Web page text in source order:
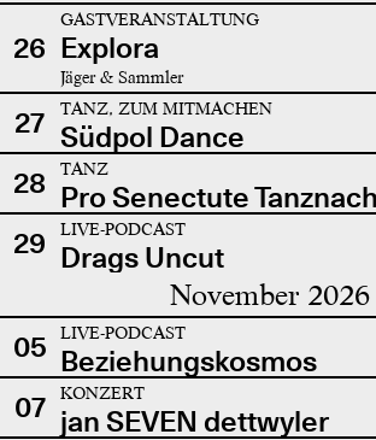
26
GASTVERANSTALTUNG
Explora
Jäger & Sammler
27 TANZ, ZUM MITMACHEN
Südpol Dance
28
TANZ
Pro Senectute
29
LIVE-PODCAST
Drags Uncut
November 2026
05 LIVE-PODCAST
Beziehungskosmos
07
KONZERT
jan SEVEN dettwyler